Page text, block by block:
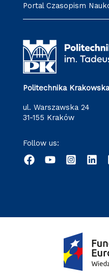
Portal Czasopism
Politechnika Krakowska
ul. Warszawska 24
31-155 Kraków
Follow us: